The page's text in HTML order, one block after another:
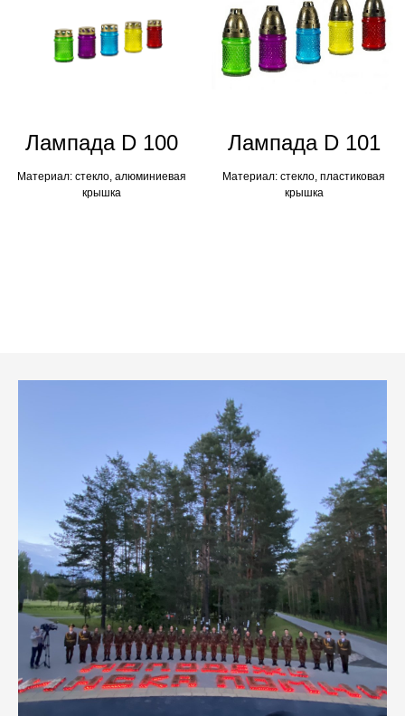
Лампадa D 100
Материал: стекло, алюминиевая
крышка
Лампадa D 101
Материал: стекло, пластиковая
крышка